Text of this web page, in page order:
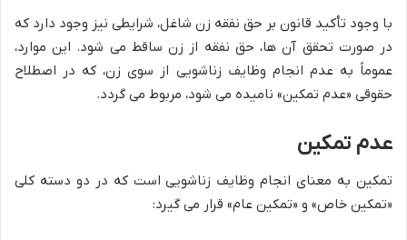
با وجود تأکید قانون بر حق نفقه زن شاغل، شرایطی نیز وجود دارد که
در صورت تحقق آن ها، حق نفقه از زن ساقط می شود. این موارد،
عموماً به عدم انجام وظایف زناشویی از سوی زن، که در اصطلاح
حقوقی «عدم تمکین» نامیده می شود، مربوط می گردد.
عدم تمکین
تمکین به معنای انجام وظایف زناشویی است که در دو دسته کلی
«تمکین خاص» و «تمکین عام» قرار می گیرد: